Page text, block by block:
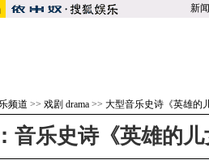
新闻
频道 >> 戏剧 drama >> 大型音乐史诗《英雄的
音乐史诗《英雄的